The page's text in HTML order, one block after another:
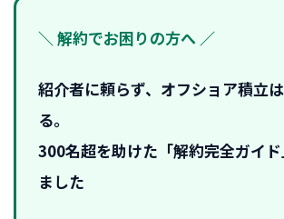
＼ 解約でお困りの方へ ／
紹介者に頼らず、オフショア積立
る。
300名超を助けた「解約完全ガイ
ました